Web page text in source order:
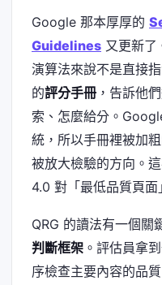
Google 那本厚厚的
Guidelines 又更新
演算法來說不是直接
的評分手冊 ，告訴他
索、怎麼給分。
統，所以手冊裡被加
被放大檢驗的方向。
4.0 對「最低品質頁面
QRG 的讀法有一個關
判斷框架 。評估員拿
序檢查主要內容的品